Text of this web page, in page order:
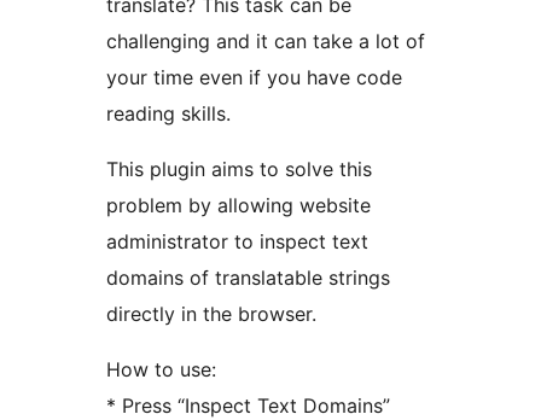
translate? This task can be
challenging and it can take a lot of
your time even if you have code
reading skills.
This plugin aims to solve this
problem by allowing website
administrator to inspect text
domains of translatable strings
directly in the browser.
How to use:
* Press “Inspect Text Domains”